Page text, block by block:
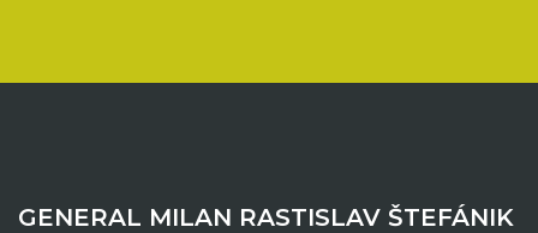
GENERAL MILAN RASTISLAV ŠTEFÁNIK